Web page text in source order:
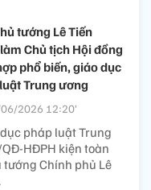
tướng Lê Tiến
Chủ tịch Hội đồng
phổ biến, giáo dục
Trung ương
2026 12:20’
pháp luật Trung
HĐPH kiện toàn
tướng Chính phủ Lê